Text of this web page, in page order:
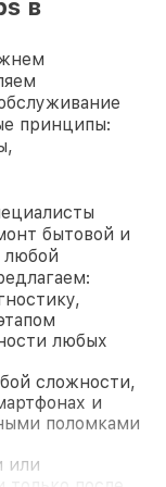
в
принципы:
бытовой и
любой
любых
сложности,
и
поломками
или